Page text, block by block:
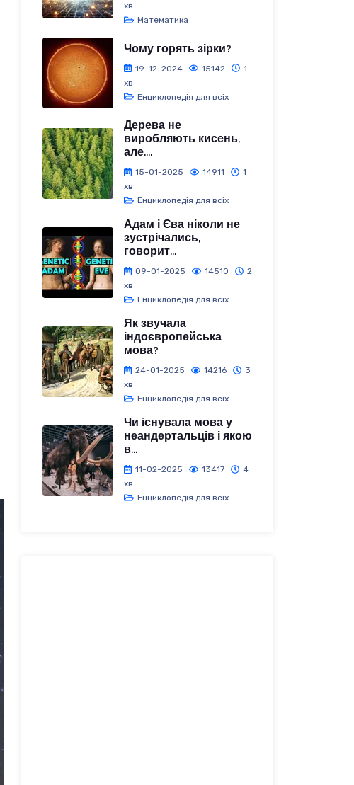
хв
Математика
Чому горять зірки?
19-12-2024 15142
1
хв
Енциклопедія для всіх
Дерева не
виробляють кисень,
але....
15-01-2025 14911
1
хв
Енциклопедія для всіх
Адам і Єва ніколи не
зустрічались,
говорит...
09-01-2025 14510
2
хв
Енциклопедія для всіх
Як звучала
індоєвропейська
мова?
24-01-2025 14216
3
хв
Енциклопедія для всіх
Чи існувала мова у
неандертальців і якою
в...
11-02-2025 13417
4
хв
Енциклопедія для всіх